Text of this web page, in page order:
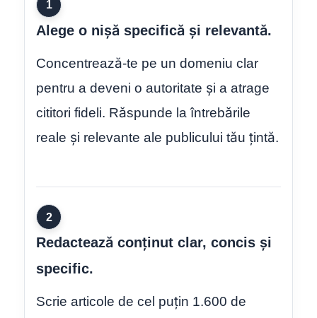
1
Alege o nișă specifică și relevantă.
Concentrează-te pe un domeniu clar
pentru a deveni o autoritate și a atrage
cititori fideli. Răspunde la întrebările
reale și relevante ale publicului tău țintă.
2
Redactează conținut clar, concis și
specific.
Scrie articole de cel puțin 1.600 de